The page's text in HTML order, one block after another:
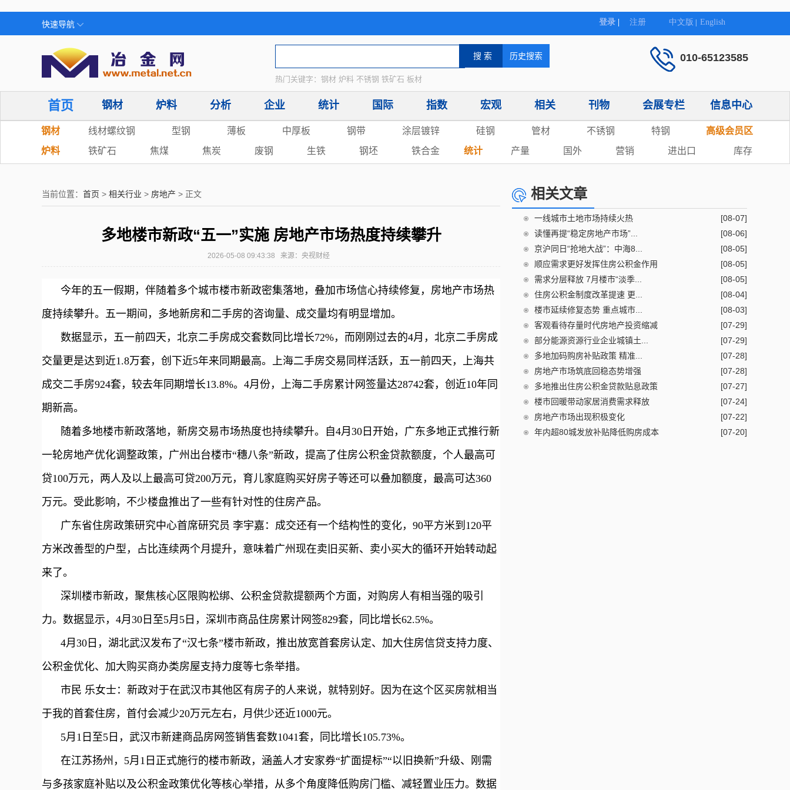
快速导航
热门关键字：钢材 炉料 不锈钢 铁矿石 板材
010-65123585
首页 钢材 炉料 分析 企业 统计 国际 指数 宏观 相关 刊物 会展专栏 信息中心
钢材 线材螺纹钢 型钢 薄板 中厚板 钢带 涂层镀锌 硅钢 管材 不锈钢 特钢
高级会员区
炉料
铁矿石 焦煤 焦炭 废钢 生铁 钢坯 铁合金 统计 产量 国外 营销 进出口 库存
当前位置： 首页 > 相关行业 > 房地产 > 正文
多地楼市新政“五一”实施 房地产市场热度持续攀升
2026-05-08 09:43:38 来源：央视财经
今年的五一假期，伴随着多个城市楼市新政密集落地，叠加市场信心持续修复，房地产市场热
度持续攀升。五一期间，多地新房和二手房的咨询量、成交量均有明显增加。
数据显示，五一前四天，北京二手房成交套数同比增长72%，而刚刚过去的4月，北京二手房成
交量更是达到近1.8万套，创下近5年来同期最高。上海二手房交易同样活跃，五一前四天，上海共
成交二手房924套，较去年同期增长13.8%。4月份，上海二手房累计网签量达28742套，创近10年同
期新高。
随着多地楼市新政落地，新房交易市场热度也持续攀升。自4月30日开始，广东多地正式推行新
一轮房地产优化调整政策，广州出台楼市“穗八条”新政，提高了住房公积金贷款额度，个人最高可
贷100万元，两人及以上最高可贷200万元，育儿家庭购买好房子等还可以叠加额度，最高可达360
万元。受此影响，不少楼盘推出了一些有针对性的住房产品。
广东省住房政策研究中心首席研究员 李宇嘉：成交还有一个结构性的变化，90平方米到120平
方米改善型的户型，占比连续两个月提升，意味着广州现在卖旧买新、卖小买大的循环开始转动起
来了。
深圳楼市新政，聚焦核心区限购松绑、公积金贷款提额两个方面，对购房人有相当强的吸引
力。数据显示，4月30日至5月5日，深圳市商品住房累计网签829套，同比增长62.5%。
4月30日，湖北武汉发布了“汉七条”楼市新政，推出放宽首套房认定、加大住房信贷支持力度、
公积金优化、加大购买商办类房屋支持力度等七条举措。
市民 乐女士：新政对于在武汉市其他区有房子的人来说，就特别好。因为在这个区买房就相当
于我的首套住房，首付会减少20万元左右，月供少还近1000元。
5月1日至5日，武汉市新建商品房网签销售套数1041套，同比增长105.73%。
在江苏扬州，5月1日正式施行的楼市新政，涵盖人才安家券“扩面提标”“以旧换新”升级、刚需
与多孩家庭补贴以及公积金政策优化等核心举措，从多个角度降低购房门槛、减轻置业压力。数据
相关文章
一线城市土地市场持续火热
[08-07]
读懂再提“稳定房地产市场”...
[08-06]
京沪同日“抢地大战”：中海8...
[08-05]
顺应需求更好发挥住房公积金作用
[08-05]
需求分层释放 7月楼市“淡季...
[08-05]
住房公积金制度改革提速 更...
[08-04]
楼市延续修复态势 重点城市...
[08-03]
客观看待存量时代房地产投资缩减
[07-29]
部分能源资源行业企业城镇土...
[07-29]
多地加码购房补贴政策 精准...
[07-28]
房地产市场筑底回稳态势增强
[07-28]
多地推出住房公积金贷款贴息政策
[07-27]
楼市回暖带动家居消费需求释放
[07-24]
房地产市场出现积极变化
[07-22]
年内超80城发放补贴降低购房成本
[07-20]